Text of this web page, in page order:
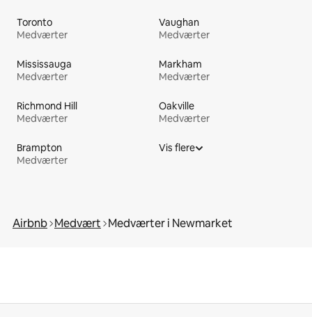
Toronto
Medværter
Vaughan
Medværter
Mississauga
Medværter
Markham
Medværter
Richmond Hill
Medværter
Oakville
Medværter
Brampton
Medværter
Vis flere
Airbnb Medvært Medværter i Newmarket